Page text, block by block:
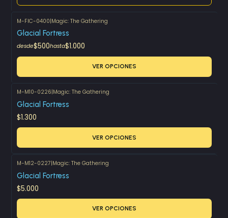
M-FIC-0400|Magic: The Gathering
Glacial Fortress
desde$500hasta$1.000
VER OPCIONES
M-M10-0226|Magic: The Gathering
Glacial Fortress
$1.300
VER OPCIONES
M-M12-0227|Magic: The Gathering
Glacial Fortress
$5.000
VER OPCIONES